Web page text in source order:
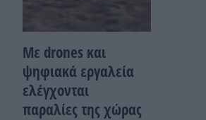
Με drones και
ψηφιακά εργαλεία
ελέγχονται
παραλίες της χώρας